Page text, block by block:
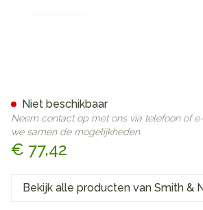
€ 77,42
Niet beschikbaar
Neem contact op met ons via telefoon of
we samen de mogelijkheden.
Bekijk alle producten van Smith &